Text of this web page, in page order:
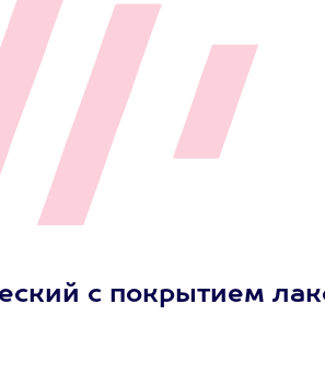
с покрытием